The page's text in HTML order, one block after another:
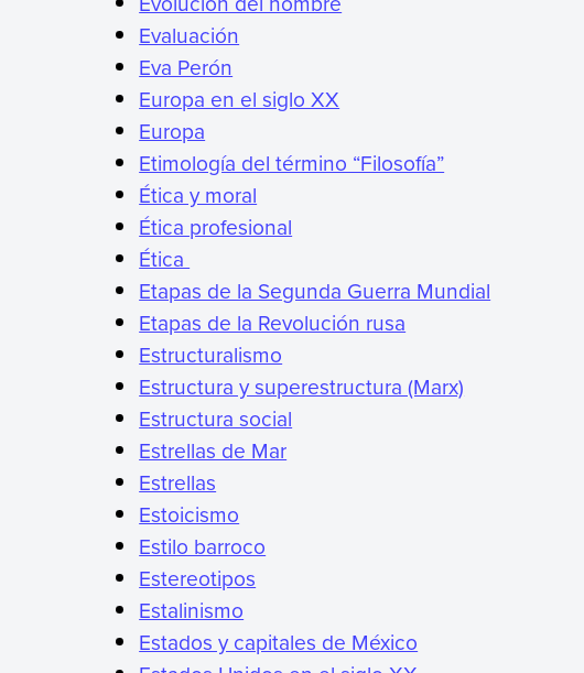
Evaluación
Eva Perón
Europa en el siglo XX
Europa
Etimología del término “Filosofía”
Ética y moral
Ética profesional
Ética
Etapas de la Segunda Guerra Mundial
Etapas de la Revolución rusa
Estructuralismo
Estructura y superestructura (Marx)
Estructura social
Estrellas de Mar
Estrellas
Estoicismo
Estilo barroco
Estereotipos
Estalinismo
Estados y capitales de México